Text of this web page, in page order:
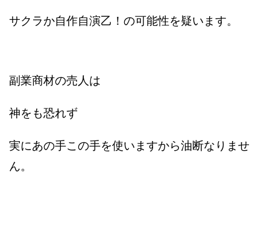
サクラか自作自演乙！の可能性を疑います。
副業商材の売人は
神をも恐れず
実にあの手この手を使いますから油断なりませ
ん。